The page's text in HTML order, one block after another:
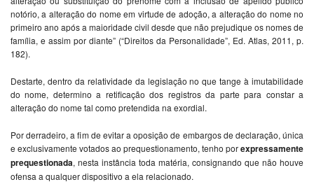
notório, a alteração do nome em virtude de adoção, a alteração do nome no
primeiro ano após a maioridade civil desde que não prejudique os nomes de
família, e assim por diante” (“Direitos da Personalidade”, Ed. Atlas, 2011, p.
182).
Destarte, dentro da relatividade da legislação no que tange à imutabilidade
do nome, determino a retificação dos registros da parte para constar a
alteração do nome tal como pretendida na exordial.
Por derradeiro, a fim de evitar a oposição de embargos de declaração, única
e exclusivamente votados ao prequestionamento, tenho porexpressamente
prequestionada, nesta instância toda matéria, consignando que não houve
ofensa a qualquer dispositivo a ela relacionado.